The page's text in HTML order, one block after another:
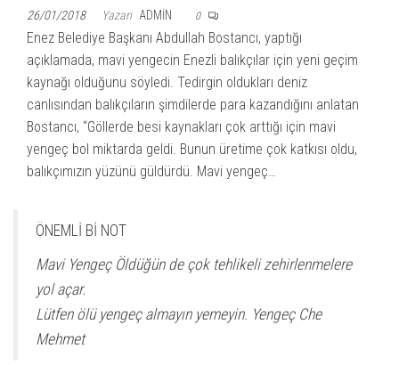
26/01/2018 Yazarı ADMIN 0
Enez Belediye Başkanı Abdullah Bostancı, yaptığı
açıklamada, mavi yengecin Enezli balıkçılar için yeni geçim
kaynağı olduğunu söyledi. Tedirgin oldukları deniz
canlısından balıkçıların şimdilerde para kazandığını anlatan
Bostancı, “Göllerde besi kaynakları çok arttığı için mavi
yengeç bol miktarda geldi. Bunun üretime çok katkısı oldu,
balıkçımızın yüzünü güldürdü. Mavi yengeç…
ÖNEMLİ Bİ NOT
Mavi Yengeç Öldüğün de çok tehlikeli zehirlenmelere
yol açar.
Lütfen ölü yengeç almayın yemeyin. Yengeç Che
Mehmet